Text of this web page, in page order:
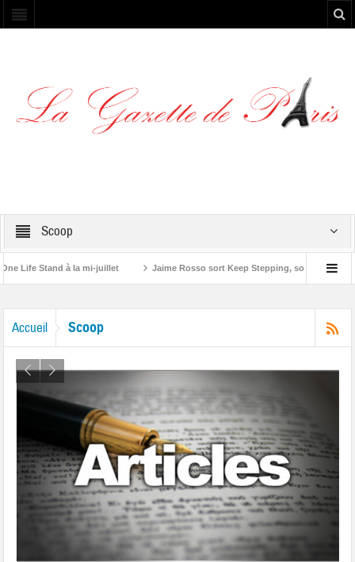
Scoop
Stand à la mi-juillet Jaime Rosso sort Keep Stepping, son nouvel EP
Accueil Scoop